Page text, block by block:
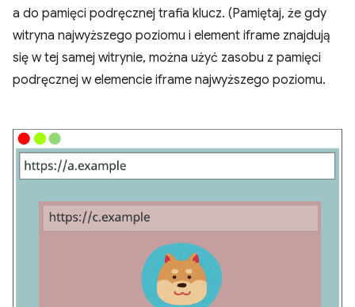
a do pamięci podręcznej trafia klucz. (Pamiętaj, że gdy
witryna najwyższego poziomu i element iframe znajdują
się w tej samej witrynie, można użyć zasobu z pamięci
podręcznej w elemencie iframe najwyższego poziomu.